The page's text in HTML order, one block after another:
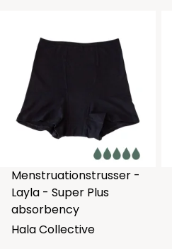
Menstruationstrusser -
Layla - Super Plus
absorbency
Hala Collective